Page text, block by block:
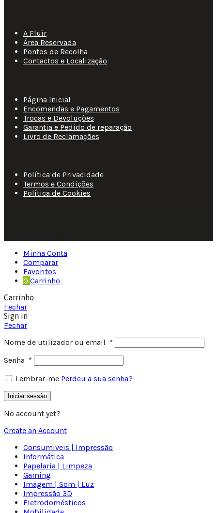
A Fluir
Área Reservada
Pontos de Recolha
Contactos e Localização
Página Inicial
Encomendas e Pagamentos
Trocas e Devoluções
Garantia e Pedido de reparação
Livro de Reclamações
Política de Privacidade
Termos e Condições
Política de Cookies
Minha Conta
Comparar
Favoritos
0 Carrinho
Carrinho
Fechar
Sign in
Fechar
Nome de utilizador ou email *
Senha *
Lembrar-me Perdeu a sua senha?
Iniciar sessão
No account yet?
Create an Account
Consumiveis | Impressão
Informática
Papelaria | Limpeza
Gaming
Imagem | Som | Luz
Impressão 3D
Eletrodomésticos